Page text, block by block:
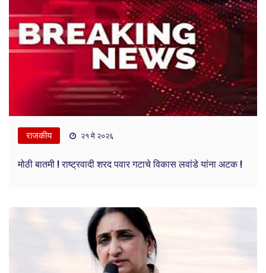
राजकीय २१ मे २०२६
मोठी बातमी ! राष्ट्रवादी शरद पवार गटाचे विकास लवांडे यांना अटक !